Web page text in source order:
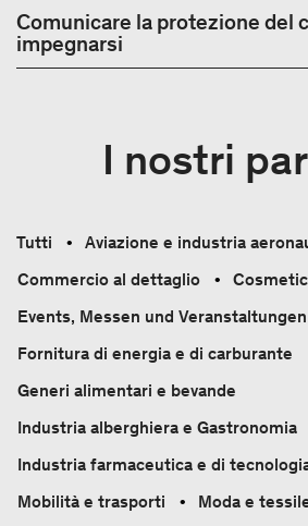
Comunicare la protezione del
impegnarsi
I nostri
Tutti
Aviazione e industria
Commercio al dettaglio
Events, Messen und Veranstaltungen
Fornitura di energia e di carburante
Generi alimentari e bevande
Industria alberghiera e Gastronomia
Industria farmaceutica e di
Mobilità e trasporti
Moda e